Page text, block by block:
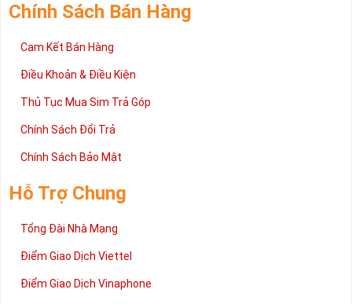
Chính Sách Bán Hàng
Cam Kết Bán Hàng
Điều Khoản & Điều Kiện
Thủ Tục Mua Sim Trả Góp
Chính Sách Đổi Trả
Chính Sách Bảo Mật
Hỗ Trợ Chung
Tổng Đài Nhà Mạng
Điểm Giao Dịch Viettel
Điểm Giao Dịch Vinaphone